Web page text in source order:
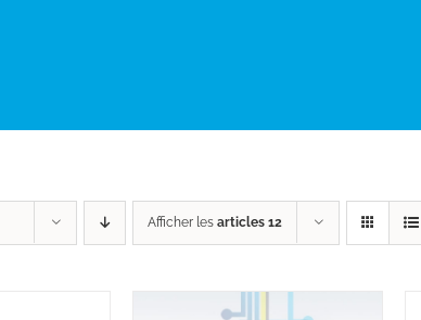
Afficher les articles 12